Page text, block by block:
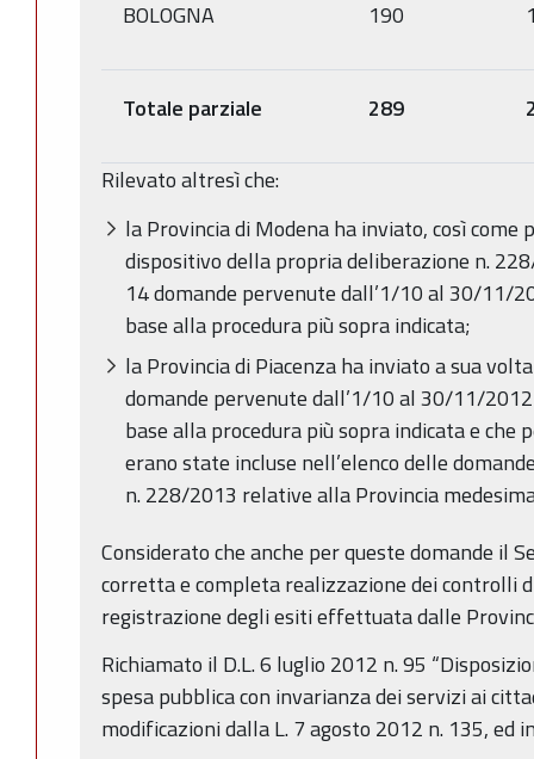
BOLOGNA 190
Totale parziale 289
Rilevato altresì che:
la Provincia di Modena ha inviato, così
dispositivo della propria deliberazione n.
14 domande pervenute dall’1/10 al 30/11/
base alla procedura più sopra indicata;
la Provincia di Piacenza ha inviato a sua
domande pervenute dall’1/10 al 30/11/
base alla procedura più sopra indicata e
erano state incluse nell’elenco delle
n. 228/2013 relative alla Provincia
Considerato che anche per queste domande il
corretta e completa realizzazione dei controlli
registrazione degli esiti effettuata dalle
Richiamato il D.L. 6 luglio 2012 n. 95
spesa pubblica con invarianza dei servizi ai
modificazioni dalla L. 7 agosto 2012 n. 135, ed